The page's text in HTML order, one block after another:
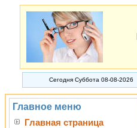
Сегодня Суббота 08-08-2026
Главное меню
Главная страница